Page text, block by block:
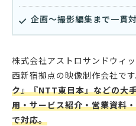
企画〜撮影編集まで一貫
株式会社アストロサンドウィ
西新宿拠点の映像制作会社です
ク』『NTT東日本』などの大
用・サービス紹介・営業資料
で対応。